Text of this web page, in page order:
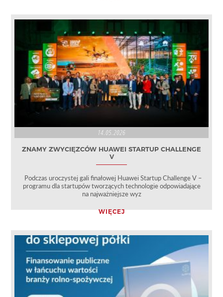
14.05.2026
ZNAMY ZWYCIĘZCÓW HUAWEI STARTUP CHALLENGE
V
Podczas uroczystej gali finałowej Huawei Startup Challenge V –
programu dla startupów tworzących technologie odpowiadające
na najważniejsze wyz
WIĘCEJ